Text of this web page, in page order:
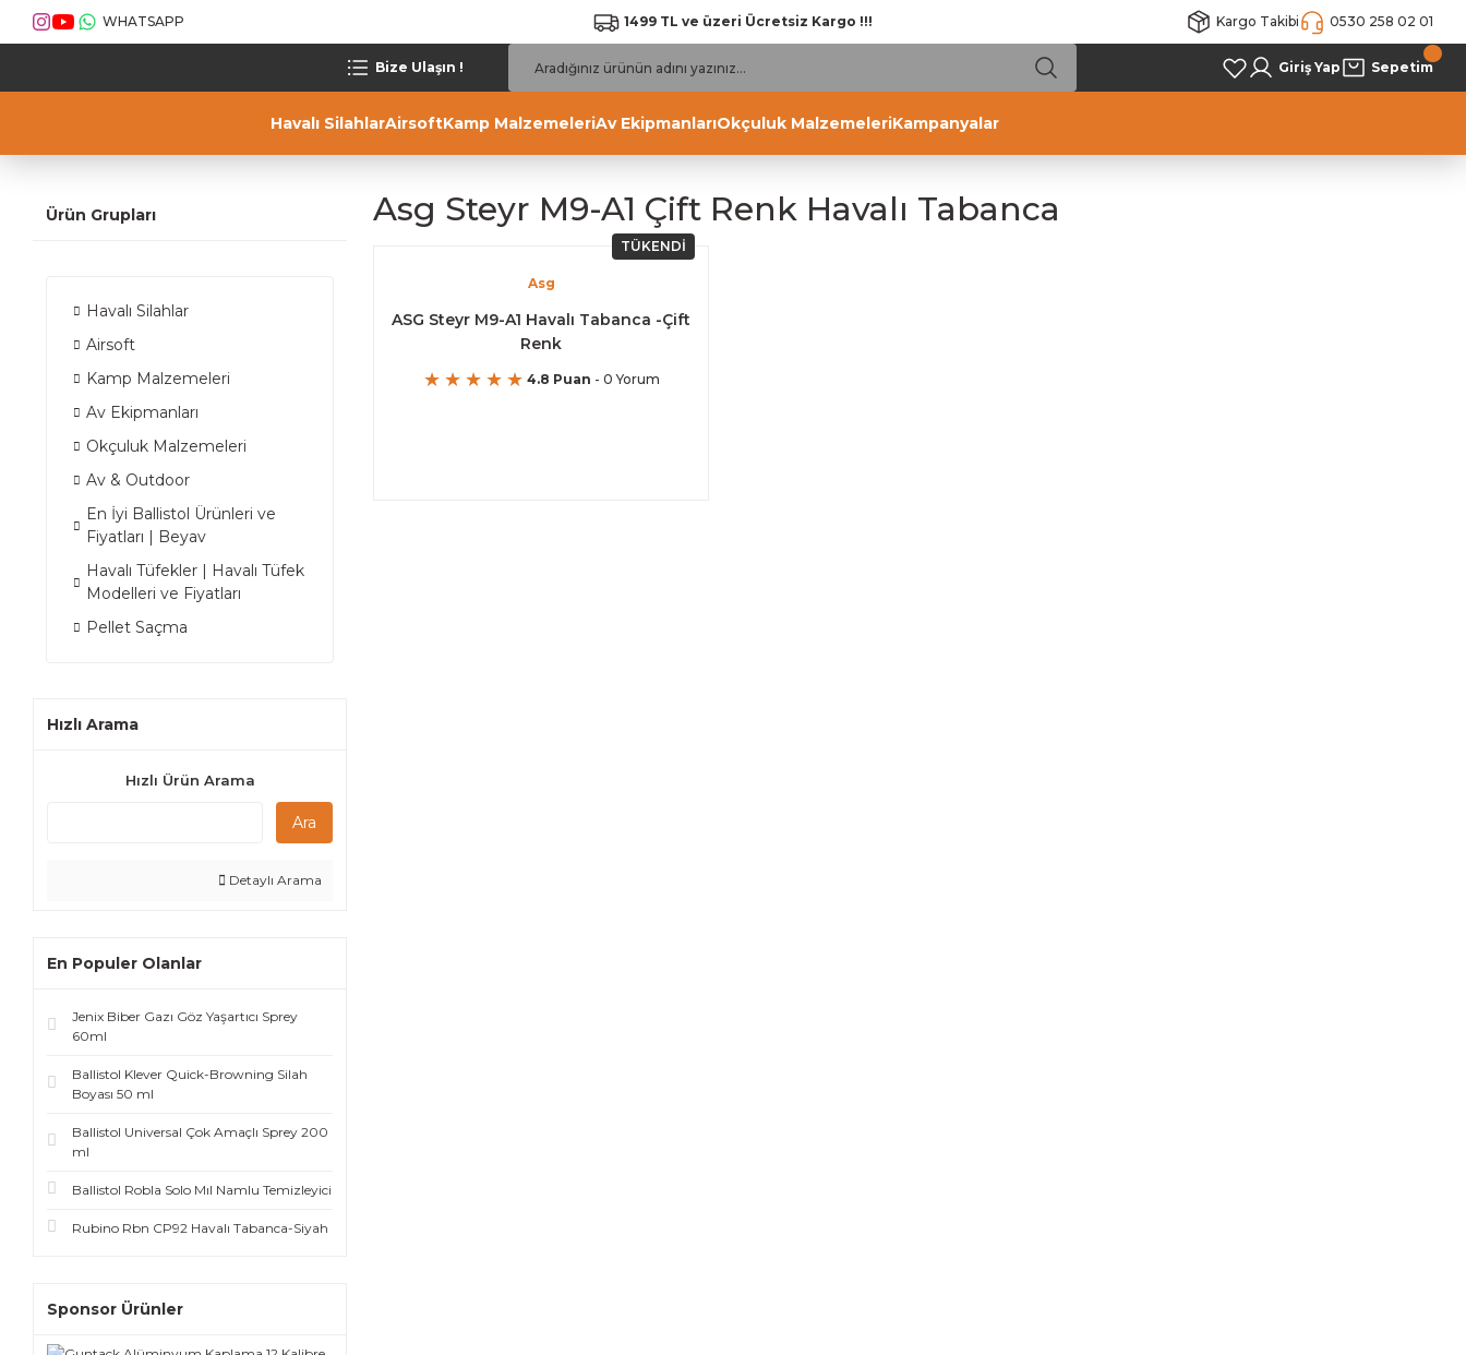
WHATSAPP 1499 TL ve üzeri Ücretsiz Kargo !!! Kargo Takibi 0530 258 02 01
Bize Ulaşın ! Giriş Yap Sepetim
Havalı SilahlarAirsoftKamp MalzemeleriAv EkipmanlarıOkçuluk MalzemeleriKampanyalar
Ürün Grupları
Havalı Silahlar
Airsoft
Kamp Malzemeleri
Av Ekipmanları
Okçuluk Malzemeleri
Av & Outdoor
En İyi Ballistol Ürünleri ve
Fiyatları | Beyav
Havalı Tüfekler | Havalı Tüfek
Modelleri ve Fiyatları
Pellet Saçma
Hızlı Arama
Hızlı Ürün Arama
Ara
Detaylı Arama
En Populer Olanlar
Jenix Biber Gazı Göz Yaşartıcı Sprey
60ml
Ballistol Klever Quick-Browning Silah
Boyası 50 ml
Ballistol Universal Çok Amaçlı Sprey 200
ml
Ballistol Robla Solo Mıl Namlu Temizleyici
Rubino Rbn CP92 Havalı Tabanca-Siyah
Sponsor Ürünler
Asg Steyr M9-A1 Çift Renk Havalı Tabanca
TÜKENDİ
Asg
ASG Steyr M9-A1 Havalı Tabanca -Çift
Renk
4.8 Puan - 0 Yorum